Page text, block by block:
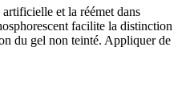
et la réémet dans
facilite la distinction
du gel non teinté. Appliquer de